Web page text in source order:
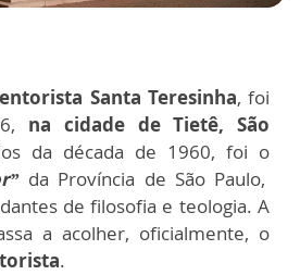
Santa Teresinha, foi
na cidade de Tietê, São
da década de 1960, foi o
da Província de São Paulo,
de filosofia e teologia. A
a acolher, oficialmente, o
.